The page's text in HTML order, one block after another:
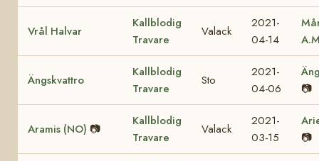
Vrål Halvar
Kallblodig
Travare
Valack
2021-
04-14
Ängskvattro
Kallblodig
Travare
Sto
2021-
04-06
📷
Aramis (NO) 📷
Kallblodig
Travare
Valack
2021-
03-15
📷